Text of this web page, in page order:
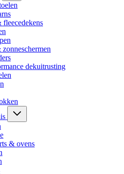
fleecedekens
zonneschermen
dekuitrusting
& ovens